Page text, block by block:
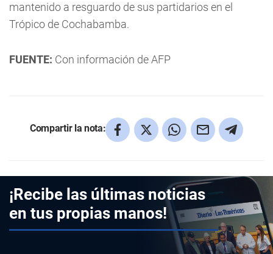
mantenido a resguardo de sus partidarios en el
Trópico de Cochabamba.
FUENTE: Con información de AFP
Compartir la nota:
¡Recibe las últimas noticias
en tus propias manos!